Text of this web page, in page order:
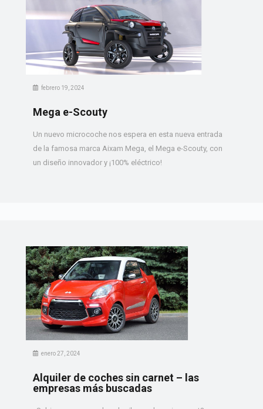
febrero 19, 2024
Mega e-Scouty
Un nuevo microcoche nos espera en esta nueva entrada
de la famosa marca Aixam Mega, el Mega e-Scouty, con
un diseño innovador y ¡100% eléctrico!
enero 27, 2024
Alquiler de coches sin carnet – las
empresas más buscadas